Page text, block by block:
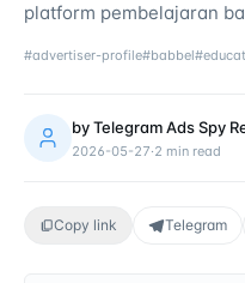
platform pembelajaran
#advertiser-profile#babbel#
byTelegram Ads Spy
2026-05-27·2 min read
Copy link Telegram